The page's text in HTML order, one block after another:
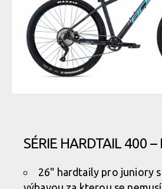
SÉRIE HARDTAIL 400 –
26" hardtaily pro juniory